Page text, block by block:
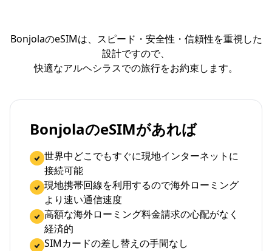
BonjolaのeSIMは、スピード・安全性・信頼性を重視した
設計ですので、
快適なアルヘシラスでの旅行をお約束します。
BonjolaのeSIMがあれば
世界中どこでもすぐに現地インターネットに
接続可能
現地携帯回線を利用するので海外ローミング
より速い通信速度
高額な海外ローミング料金請求の心配がなく
経済的
SIMカードの差し替えの手間なし